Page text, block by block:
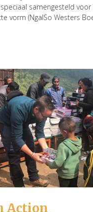
samengesteld
vorm (NgalSo Westers
Action